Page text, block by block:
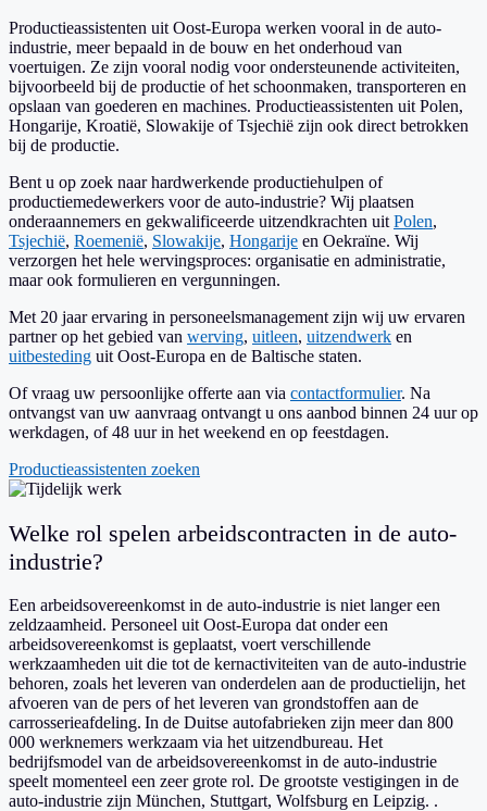
Productieassistenten uit Oost-Europa werken vooral in de auto-
industrie, meer bepaald in de bouw en het onderhoud van
voertuigen. Ze zijn vooral nodig voor ondersteunende activiteiten,
bijvoorbeeld bij de productie of het schoonmaken, transporteren en
opslaan van goederen en machines. Productieassistenten uit Polen,
Hongarije, Kroatië, Slowakije of Tsjechië zijn ook direct betrokken
bij de productie.
Bent u op zoek naar hardwerkende productiehulpen of
productiemedewerkers voor de auto-industrie? Wij plaatsen
onderaannemers en gekwalificeerde uitzendkrachten uitPolen,
Tsjechië, Roemenië, Slowakije, Hongarije en Oekraïne. Wij
verzorgen het hele wervingsproces: organisatie en administratie,
maar ook formulieren en vergunningen.
Met 20 jaar ervaring in personeelsmanagement zijn wij uw ervaren
partner op het gebied van werving, uitleen, uitzendwerk en
uitbesteding uit Oost-Europa en de Baltische staten.
Of vraag uw persoonlijke offerte aan via contactformulier. Na
ontvangst van uw aanvraag ontvangt u ons aanbod binnen 24 uur op
werkdagen, of 48 uur in het weekend en op feestdagen.
Productieassistenten zoeken
Welke rol spelen arbeidscontracten in de auto-
industrie?
Een arbeidsovereenkomst in de auto-industrie is niet langer een
zeldzaamheid. Personeel uit Oost-Europa dat onder een
arbeidsovereenkomst is geplaatst, voert verschillende
werkzaamheden uit die tot de kernactiviteiten van de auto-industrie
behoren, zoals het leveren van onderdelen aan de productielijn, het
afvoeren van de pers of het leveren van grondstoffen aan de
carrosserieafdeling. In de Duitse autofabrieken zijn meer dan 800
000 werknemers werkzaam via het uitzendbureau. Het
bedrijfsmodel van de arbeidsovereenkomst in de auto-industrie
speelt momenteel een zeer grote rol. De grootste vestigingen in de
auto-industrie zijn München, Stuttgart, Wolfsburg en Leipzig. .